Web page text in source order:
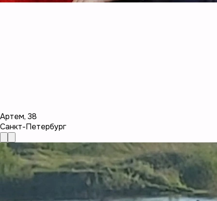
Артем, 38
Санкт-Петербург